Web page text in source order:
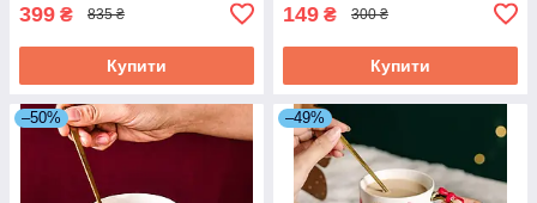
399 ₴ 835 ₴
Купити
149 ₴ 300 ₴
Купити
–50% –49%